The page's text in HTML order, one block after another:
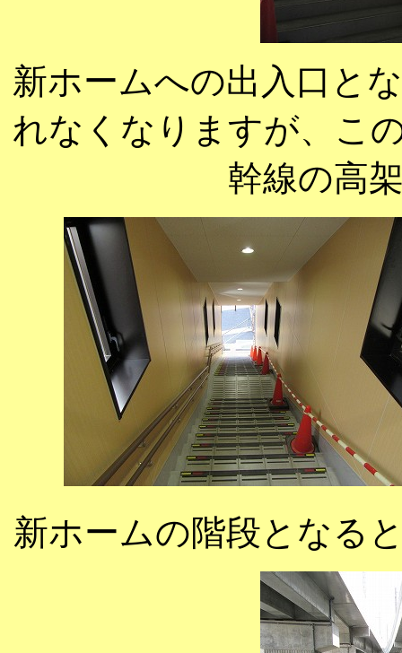
新ホームへの出入口と
れなくなりますが、こ
幹線の高
新ホームの階段となる